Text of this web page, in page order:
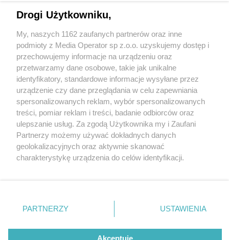
Skrzydło dla Uniwersytetu Trzeciego Wieku
3 / 8
Srebrne Skrzydło dla UTW
Tarnowskie Góry
Wydawca mediów lokalnych
Nie zapomnij
zapoznać się z:
polityką prywatności regulamin korzystania z portali
Twojemiasto
Piekary Śląskie
Chorzów
Tarnowskie Góry
Gliwice
Skontakuj sięz nami
Kontakt
Wydawca
Redakcja
Drogi Użytkowniku,
My, naszych 1162 zaufanych partnerów oraz inne
podmioty z Media Operator sp z.o.o. uzyskujemy dostęp i
przechowujemy informacje na urządzeniu oraz
przetwarzamy dane osobowe, takie jak unikalne
identyfikatory, standardowe informacje wysyłane przez
urządzenie czy dane przeglądania w celu zapewniania
spersonalizowanych reklam, wybór spersonalizowanych
treści, pomiar reklam i treści, badanie odbiorców oraz
ulepszanie usług. Za zgodą Użytkownika my i Zaufani
Partnerzy możemy używać dokładnych danych
geolokalizacyjnych oraz aktywnie skanować
charakterystykę urządzenia do celów identyfikacji.
zmienić/wycofać klikając przycisk ustawień prywatności
znajdujący się w lewym dolnym rogu strony
rodzaje przetwarzania danych nie wymagają zgody
użytkownika, ale masz prawo sprzeciwić się takiemu
PARTNERZY USTAWIENIA
Akceptuję